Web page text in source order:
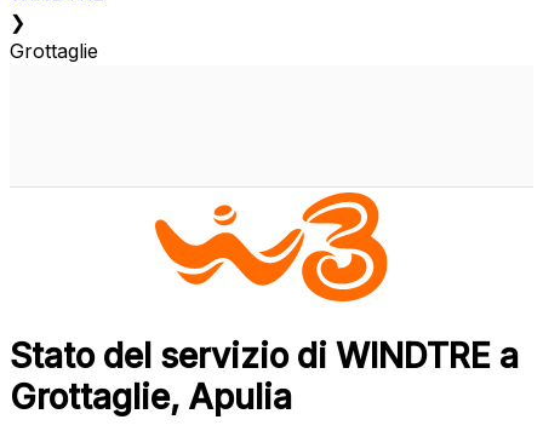
❯
Grottaglie
Stato del servizio di WINDTRE a
Grottaglie, Apulia